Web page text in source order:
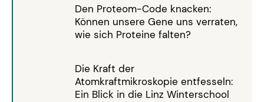
Den Proteom-Code knacken:
Können unsere Gene uns verraten,
wie sich Proteine falten?
Die Kraft der
Atomkraftmikroskopie entfesseln:
Ein Blick in die Linz Winterschool